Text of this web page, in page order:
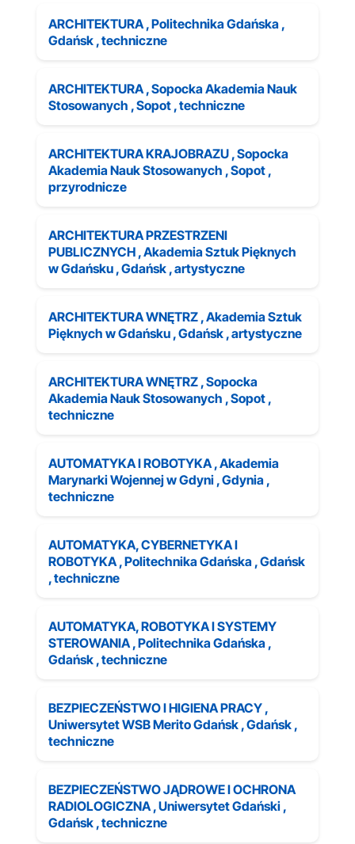
ARCHITEKTURA , Politechnika Gdańska ,
Gdańsk , techniczne
ARCHITEKTURA , Sopocka Akademia Nauk
Stosowanych , Sopot , techniczne
ARCHITEKTURA KRAJOBRAZU , Sopocka
Akademia Nauk Stosowanych , Sopot ,
przyrodnicze
ARCHITEKTURA PRZESTRZENI
PUBLICZNYCH , Akademia Sztuk Pięknych
w Gdańsku , Gdańsk , artystyczne
ARCHITEKTURA WNĘTRZ , Akademia Sztuk
Pięknych w Gdańsku , Gdańsk , artystyczne
ARCHITEKTURA WNĘTRZ , Sopocka
Akademia Nauk Stosowanych , Sopot ,
techniczne
AUTOMATYKA I ROBOTYKA , Akademia
Marynarki Wojennej w Gdyni , Gdynia ,
techniczne
AUTOMATYKA, CYBERNETYKA I
ROBOTYKA , Politechnika Gdańska , Gdańsk
, techniczne
AUTOMATYKA, ROBOTYKA I SYSTEMY
STEROWANIA , Politechnika Gdańska ,
Gdańsk , techniczne
BEZPIECZEŃSTWO I HIGIENA PRACY ,
Uniwersytet WSB Merito Gdańsk , Gdańsk ,
techniczne
BEZPIECZEŃSTWO JĄDROWE I OCHRONA
RADIOLOGICZNA , Uniwersytet Gdański ,
Gdańsk , techniczne